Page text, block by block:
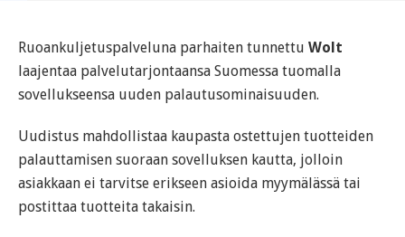
Ruoankuljetuspalveluna parhaiten tunnettu Wolt
laajentaa palvelutarjontaansa Suomessa tuomalla
sovellukseensa uuden palautusominaisuuden.
Uudistus mahdollistaa kaupasta ostettujen tuotteiden
palauttamisen suoraan sovelluksen kautta, jolloin
asiakkaan ei tarvitse erikseen asioida myymälässä tai
postittaa tuotteita takaisin.